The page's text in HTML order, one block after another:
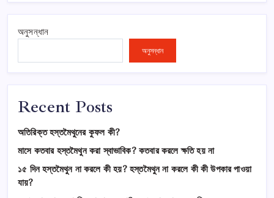
অনুসন্ধান
অনুসন্ধান
Recent Posts
অতিরিক্ত হস্তমৈথুনের কুফল কী?
মাসে কতবার হস্তমৈথুন করা স্বাভাবিক? কতবার করলে ক্ষতি হয় না
১৫ দিন হস্তমৈথুন না করলে কী হয়? হস্তমৈথুন না করলে কী কী উপকার পাওয়া
যায়?